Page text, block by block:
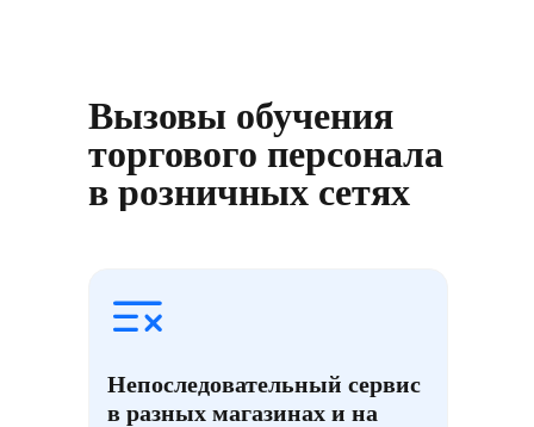
Вызовы обучения
торгового персонала
в розничных сетях
Непоследовательный сервис
в разных магазинах и на